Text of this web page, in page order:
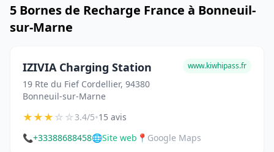
5 Bornes de Recharge France à Bonneuil-
sur-Marne
IZIVIA Charging Station
19 Rte du Fief Cordellier, 94380
Bonneuil-sur-Marne
www.kiwhipass.fr
★★★☆☆3.4/5•15 avis
📞+33388688458🌐Site web 📍 Google Maps